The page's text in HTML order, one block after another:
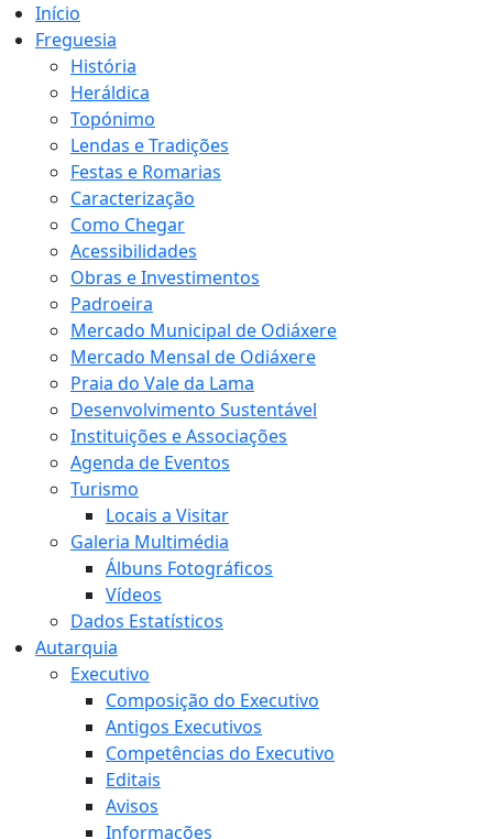
Início
Freguesia
História
Heráldica
Topónimo
Lendas e Tradições
Festas e Romarias
Caracterização
Como Chegar
Acessibilidades
Obras e Investimentos
Padroeira
Mercado Municipal de Odiáxere
Mercado Mensal de Odiáxere
Praia do Vale da Lama
Desenvolvimento Sustentável
Instituições e Associações
Agenda de Eventos
Turismo
Locais a Visitar
Galeria Multimédia
Álbuns Fotográficos
Vídeos
Dados Estatísticos
Autarquia
Executivo
Composição do Executivo
Antigos Executivos
Competências do Executivo
Editais
Avisos
Informações